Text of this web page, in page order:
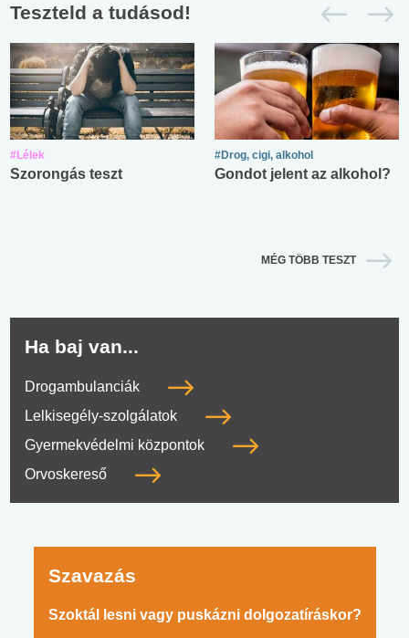
Teszteld a tudásod!
#Lélek
Szorongás teszt
#Drog, cigi, alkohol
Gondot jelent az alkohol?
MÉG TÖBB TESZT
Ha baj van...
Drogambulanciák
Lelkisegély-szolgálatok
Gyermekvédelmi központok
Orvoskereső
Szavazás
Szoktál lesni vagy puskázni dolgozatíráskor?